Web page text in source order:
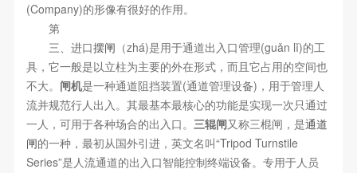
(Company)的形像有很好的作用。
第
三、进口摆闸 （zhá)是用于通道出入口管理(guǎn lǐ)的工
具，它一般是以立柱为主要的外在形式，而且它占用的空间也
不大。 闸机是一种通道阻挡装置(通道管理设备)，用于管理人
流并规范行人出入。其最基本最核心的功能是实现一次只通过
一人，可用于各种场合的出入口。 三辊闸又称三棍闸，是通道
闸的一种，最初从国外引进，英文名叫“Tripod Turnstile
Series”是人流通道的出入口智能控制终端设备。专用于人员